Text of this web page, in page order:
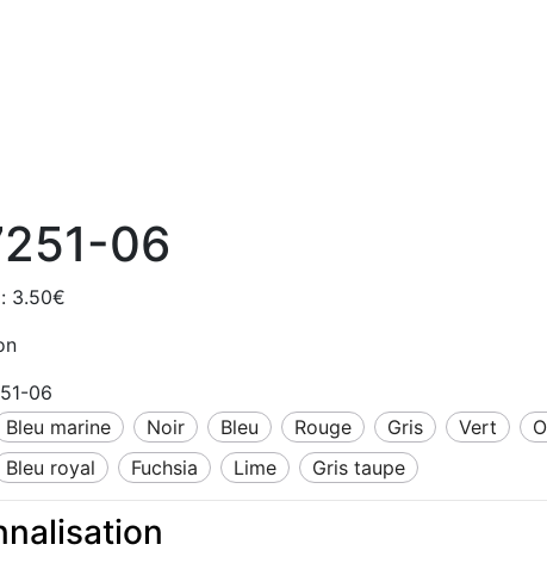
06
3.50€
06
bleu marine noir bleu rouge gris vert
bleu royal
fuchsia lime gris taupe